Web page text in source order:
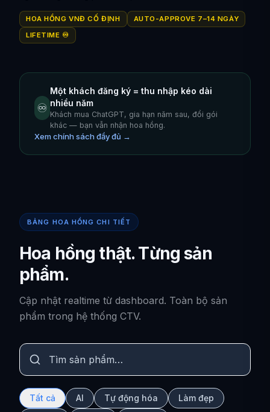
HOA HỒNG VNĐ CỐ ĐỊNH
AUTO-APPROVE 7–14 NGÀY
LIFETIME ♾️
♾️
Một khách đăng ký = thu nhập kéo dài
nhiều năm
Khách mua ChatGPT, gia hạn năm sau, đổi gói
khác — bạn vẫn nhận hoa hồng.
Xem chính sách đầy đủ →
BẢNG HOA HỒNG CHI TIẾT
Hoa hồng thật. Từng sản
phẩm.
Cập nhật realtime từ dashboard. Toàn bộ sản
phẩm trong hệ thống CTV.
Tất cả AI Tự động hóa
Làm đẹp